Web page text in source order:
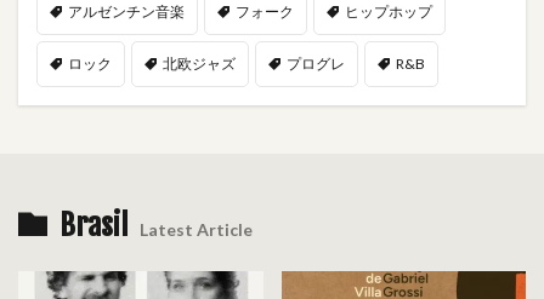
アルゼンチン音楽 フォーク ヒップホップ
ロック 北欧ジャズ プログレ R&B
Brasil Latest Article